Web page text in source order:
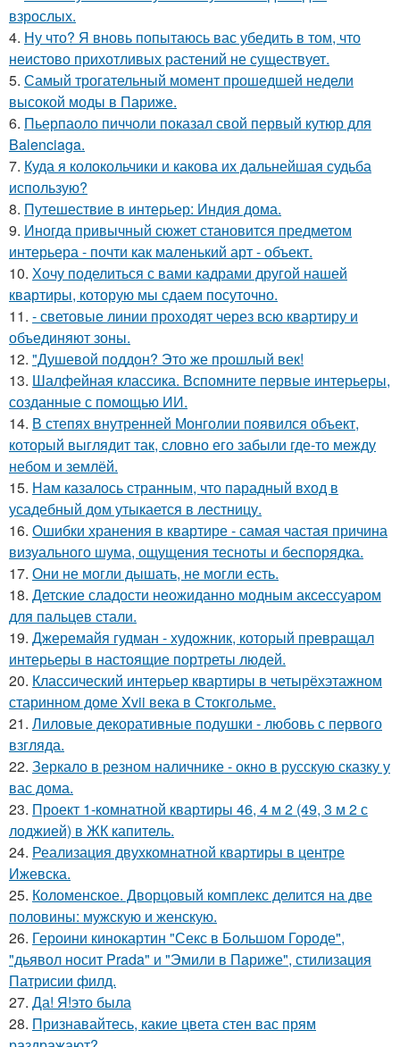
взрослых.
4. Ну что? Я вновь попытаюсь вас убедить в том, что
неистово прихотливых растений не существует.
5. Самый трогательный момент прошедшей недели
высокой моды в Париже.
6. Пьерпаоло пиччоли показал свой первый кутюр для
Balenciaga.
7. Куда я колокольчики и какова их дальнейшая судьба
использую?
8. Путешествие в интерьер: Индия дома.
9. Иногда привычный сюжет становится предметом
интерьера - почти как маленький арт - объект.
10. Хочу поделиться с вами кадрами другой нашей
квартиры, которую мы сдаем посуточно.
11. - световые линии проходят через всю квартиру и
объединяют зоны.
12. "Душевой поддон? Это же прошлый век!
13. Шалфейная классика. Вспомните первые интерьеры,
созданные с помощью ИИ.
14. В степях внутренней Монголии появился объект,
который выглядит так, словно его забыли где-то между
небом и землёй.
15. Нам казалось странным, что парадный вход в
усадебный дом утыкается в лестницу.
16. Ошибки хранения в квартире - самая частая причина
визуального шума, ощущения тесноты и беспорядка.
17. Они не могли дышать, не могли есть.
18. Детские сладости неожиданно модным аксессуаром
для пальцев стали.
19. Джеремайя гудман - художник, который превращал
интерьеры в настоящие портреты людей.
20. Классический интерьер квартиры в четырёхэтажном
старинном доме Xvii века в Стокгольме.
21. Лиловые декоративные подушки - любовь с первого
взгляда.
22. Зеркало в резном наличнике - окно в русскую сказку у
вас дома.
23. Проект 1-комнатной квартиры 46, 4 м 2 (49, 3 м 2 с
лоджией) в ЖК капитель.
24. Реализация двухкомнатной квартиры в центре
Ижевска.
25. Коломенское. Дворцовый комплекс делится на две
половины: мужскую и женскую.
26. Героини кинокартин "Секс в Большом Городе",
"дьявол носит Prada" и "Эмили в Париже", стилизация
Патрисии филд.
27. Да! Я!это была
28. Признавайтесь, какие цвета стен вас прям